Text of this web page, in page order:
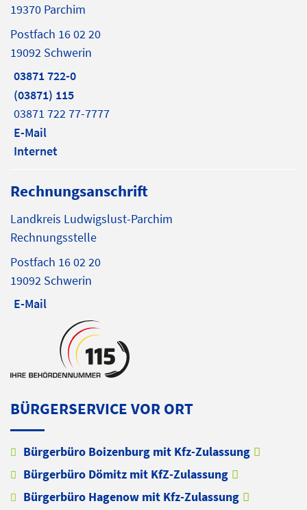
19370 Parchim
Postfach 16 02 20
19092 Schwerin
03871 722-0
(03871) 115
03871 722 77-7777
E-Mail
Internet
Rechnungsanschrift
Landkreis Ludwigslust-Parchim
Rechnungsstelle
Postfach 16 02 20
19092 Schwerin
E-Mail
BÜRGERSERVICE VOR ORT
Bürgerbüro Boizenburg mit Kfz-Zulassung
Bürgerbüro Dömitz mit KfZ-Zulassung
Bürgerbüro Hagenow mit Kfz-Zulassung